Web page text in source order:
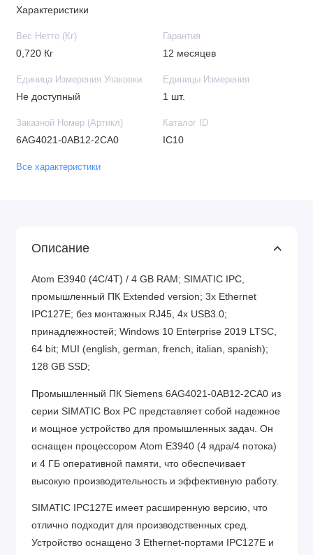
Характеристики
Вес Нетто (Кг)
0,720 Кг
Гарантия
12 месяцев
Единица Измерения Упаковки
Не доступный
Единицы Измерения
1 шт.
Заказной Номер (Артикл)
6AG4021-0AB12-2CA0
Каталог ID
IC10
Все характеристики
Описание
Atom E3940 (4C/4T) / 4 GB RAM; SIMATIC IPC,
промышленный ПК Extended version; 3x Ethernet
IPC127E; без монтажных RJ45, 4x USB3.0;
принадлежностей; Windows 10 Enterprise 2019 LTSC,
64 bit; MUI (english, german, french, italian, spanish);
128 GB SSD;
Промышленный ПК Siemens 6AG4021-0AB12-2CA0 из
серии SIMATIC Box PC представляет собой надежное
и мощное устройство для промышленных задач. Он
оснащен процессором Atom E3940 (4 ядра/4 потока)
и 4 ГБ оперативной памяти, что обеспечивает
высокую производительность и эффективную работу.
SIMATIC IPC127E имеет расширенную версию, что
отлично подходит для производственных сред.
Устройство оснащено 3 Ethernet-портами IPC127E и